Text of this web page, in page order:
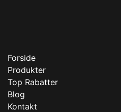
Forside
Produkter
Top Rabatter
Blog
Kontakt